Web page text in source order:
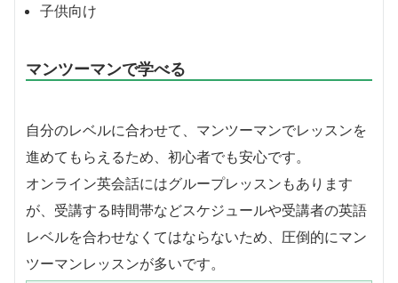
子供向け
マンツーマンで学べる
自分のレベルに合わせて、マンツーマンでレッスンを
進めてもらえるため、初心者でも安心です。
オンライン英会話にはグループレッスンもあります
が、受講する時間帯などスケジュールや受講者の英語
レベルを合わせなくてはならないため、圧倒的にマン
ツーマンレッスンが多いです。